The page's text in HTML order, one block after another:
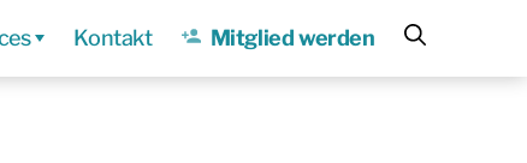
Kontakt Mitglied werden